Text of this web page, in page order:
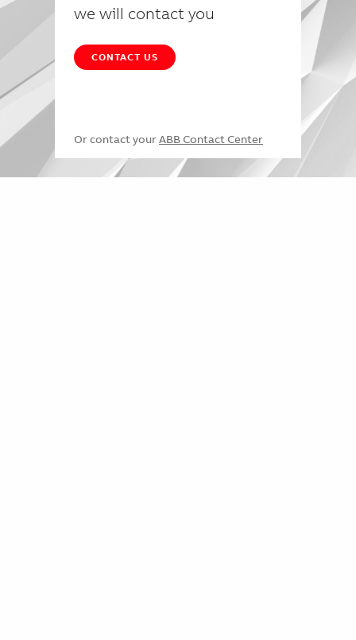
we will contact you
CONTACT US
Or contact your ABB Contact Center